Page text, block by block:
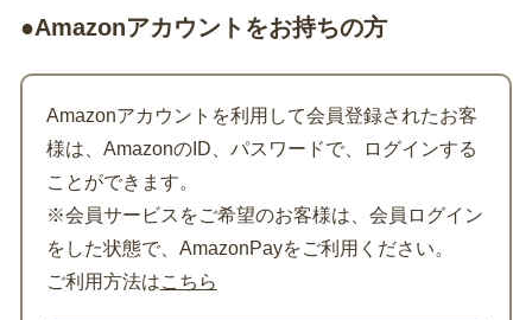
●Amazonアカウントをお持ちの方
Amazonアカウントを利用して会員登録されたお客
様は、AmazonのID、パスワードで、ログインする
ことができます。
※会員サービスをご希望のお客様は、会員ログイン
をした状態で、AmazonPayをご利用ください。
ご利用方法はこちら